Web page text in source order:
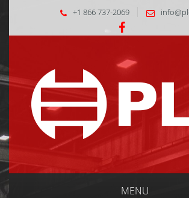
+1 866 737-2069
MENU